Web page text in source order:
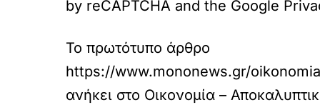
by reCAPTCHA and the Google
Το πρωτότυπο άρθρο
https://www.mononews.gr/
ανήκει στο Οικονομία –